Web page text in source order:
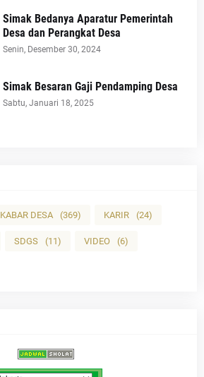
Simak Bedanya Aparatur Pemerintah
Desa dan Perangkat Desa
Senin, Desember 30, 2024
Simak Besaran Gaji Pendamping Desa
Sabtu, Januari 18, 2025
KABAR DESA (369) KARIR (24)
SDGS (11) VIDEO (6)